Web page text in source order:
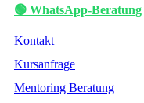
🟢 WhatsApp-Beratung
Kontakt
Kursanfrage
Mentoring Beratung